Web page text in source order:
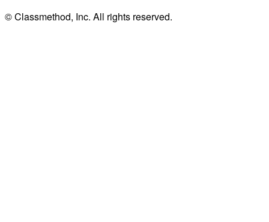
© Classmethod, Inc. All rights reserved.